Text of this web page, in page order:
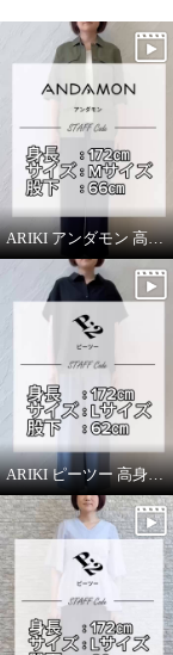
ARIKI アンダモン 高身長スタッフがはいてみました！
ARIKI ピーツー 高身長スタッフがはいてみました！